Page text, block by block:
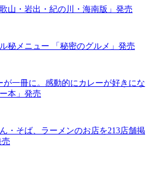
山・岩出・紀の川・海南版」発売
秘メニュー 「秘密のグルメ」発売
が一冊に。感動的にカレーが好きにな
本」発売
・そば、ラーメンのお店を213店舗掲